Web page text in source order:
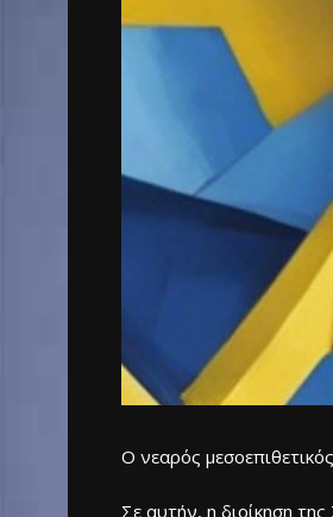
Ο νεαρός
Σε αυτήν, η διοίκηση